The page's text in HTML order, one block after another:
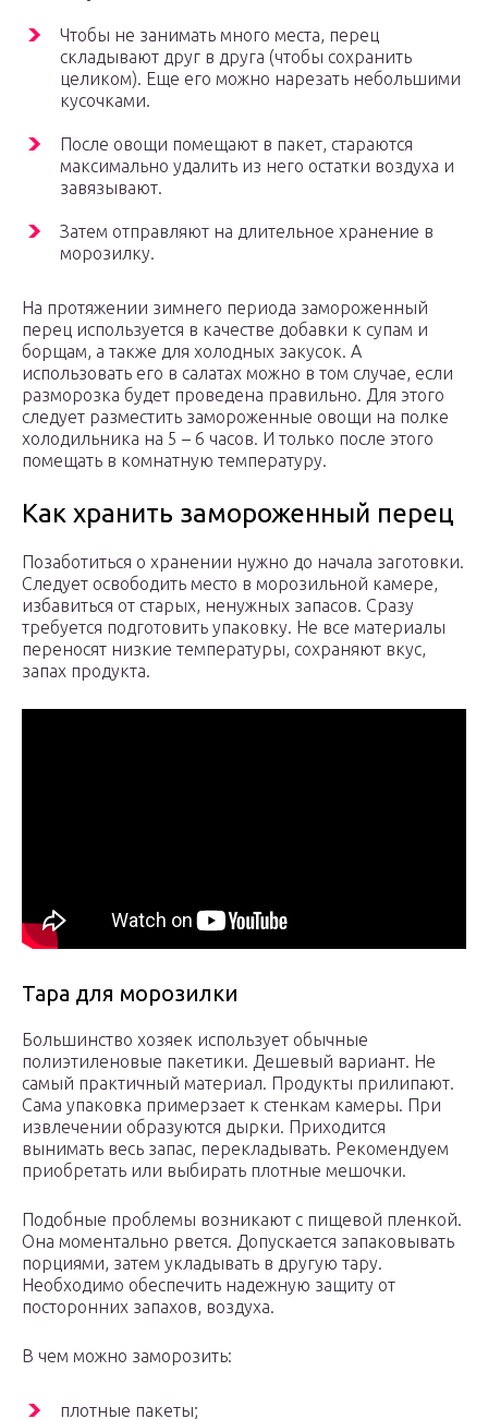
Чтобы не занимать много места, перец
складывают друг в друга (чтобы сохранить
целиком). Еще его можно нарезать небольшими
кусочками.
После овощи помещают в пакет, стараются
максимально удалить из него остатки воздуха и
завязывают.
Затем отправляют на длительное хранение в
морозилку.
На протяжении зимнего периода замороженный
перец используется в качестве добавки к супам и
борщам, а также для холодных закусок. А
использовать его в салатах можно в том случае, если
разморозка будет проведена правильно. Для этого
следует разместить замороженные овощи на полке
холодильника на 5 – 6 часов. И только после этого
помещать в комнатную температуру.
Как хранить замороженный перец
Позаботиться о хранении нужно до начала заготовки.
Следует освободить место в морозильной камере,
избавиться от старых, ненужных запасов. Сразу
требуется подготовить упаковку. Не все материалы
переносят низкие температуры, сохраняют вкус,
запах продукта.
Тара для морозилки
Большинство хозяек использует обычные
полиэтиленовые пакетики. Дешевый вариант. Не
самый практичный материал. Продукты прилипают.
Сама упаковка примерзает к стенкам камеры. При
извлечении образуются дырки. Приходится
вынимать весь запас, перекладывать. Рекомендуем
приобретать или выбирать плотные мешочки.
Подобные проблемы возникают с пищевой пленкой.
Она моментально рвется. Допускается запаковывать
порциями, затем укладывать в другую тару.
Необходимо обеспечить надежную защиту от
посторонних запахов, воздуха.
В чем можно заморозить:
плотные пакеты;